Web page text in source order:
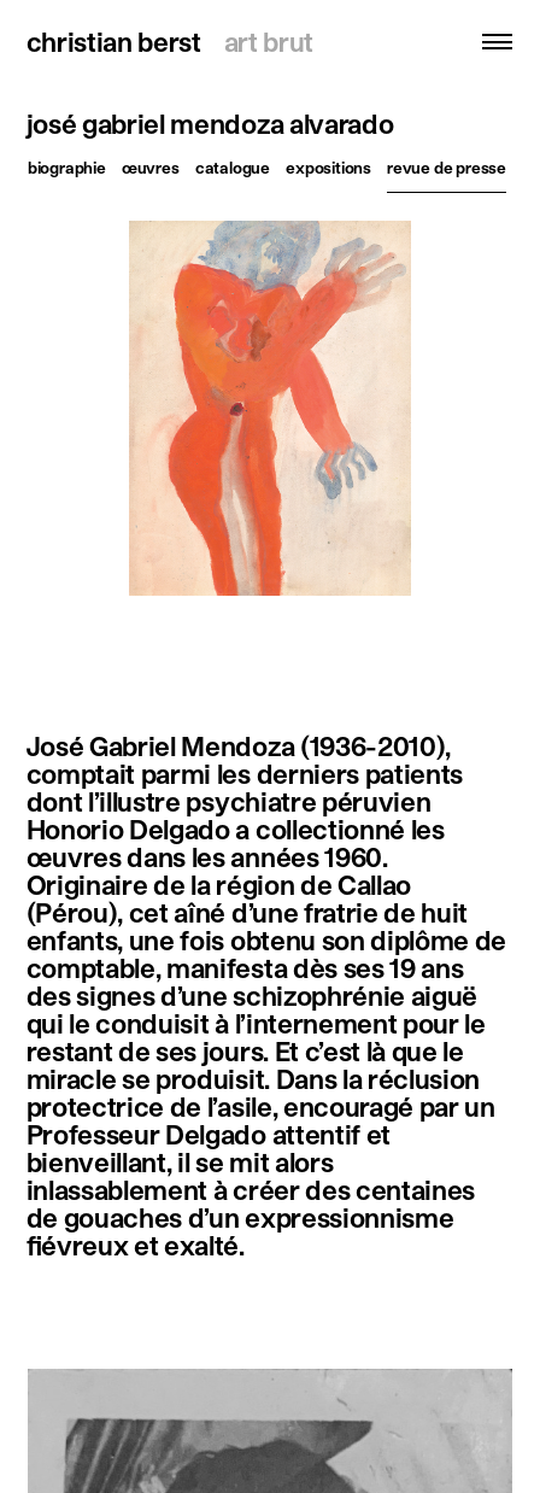
christian berst art brut
christian berst art brut
recherche
expositions
actualités
publications
ressources
français english
josé gabriel mendoza alvarado
biographie œuvres catalogue expositions revue de presse
José Gabriel Mendoza (1936-2010),
comptait parmi les derniers patients
dont l’illustre psychiatre péruvien
Honorio Delgado a collectionné les
œuvres dans les années 1960.
Originaire de la région de Callao
(Pérou), cet aîné d’une fratrie de huit
enfants, une fois obtenu son diplôme de
comptable, manifesta dès ses 19 ans
des signes d’une schizophrénie aiguë
qui le conduisit à l’internement pour le
restant de ses jours. Et c’est là que le
miracle se produisit. Dans la réclusion
protectrice de l’asile, encouragé par un
Professeur Delgado attentif et
bienveillant, il se mit alors
inlassablement à créer des centaines
de gouaches d’un expressionnisme
fiévreux et exalté.